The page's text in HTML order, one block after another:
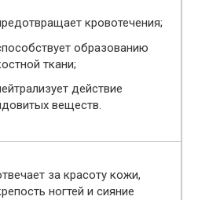
кровотечения;
образованию
ткани;
действие
веществ.
за красоту кожи,
ногтей и сияние